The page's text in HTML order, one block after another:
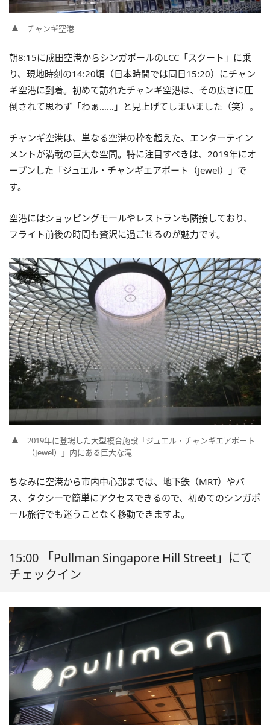
チャンギ空港
朝8:15に成田空港からシンガポールのLCC「スクート」に乗
り、現地時刻の14:20頃（日本時間では同日15:20）にチャン
ギ空港に到着。初めて訪れたチャンギ空港は、その広さに圧
倒されて思わず「わぁ……」と見上げてしまいました（笑）。
チャンギ空港は、単なる空港の枠を超えた、エンターテイン
メントが満載の巨大な空間。特に注目すべきは、2019年にオ
ープンした「ジュエル・チャンギエアポート（Jewel）」で
す。
空港にはショッピングモールやレストランも隣接しており、
フライト前後の時間も贅沢に過ごせるのが魅力です。
2019年に登場した大型複合施設「ジュエル・チャンギエアポート
（Jewel）」内にある巨大な滝
ちなみに空港から市内中心部までは、地下鉄（MRT）やバ
ス、タクシーで簡単にアクセスできるので、初めてのシンガポ
ール旅行でも迷うことなく移動できますよ。
15:00 「Pullman Singapore Hill Street」にて
チェックイン